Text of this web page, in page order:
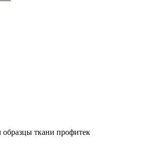
образцы ткани профитек